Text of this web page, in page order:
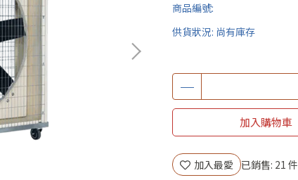
商品編號:
供貨狀況: 尚有庫存
加入購物車
加入最愛 已銷售: 21 件